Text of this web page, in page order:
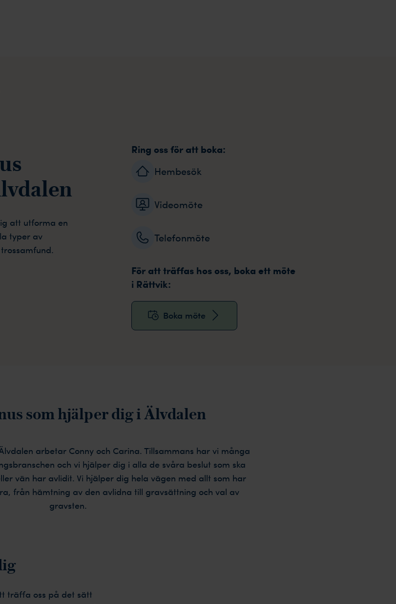
att utforma en
typer av
Ring oss för att boka:
Hembesök
Videomöte
Telefonmöte
För att träffas hos oss, boka ett möte
i Rättvik:
Boka möte
som hjälper dig i Älvdalen
arbetar Conny och Carina. Tillsammans har vi många
och vi hjälper dig i alla de svåra beslut som ska
vän har avlidit. Vi hjälper dig hela vägen med allt som har
från hämtning av den avlidna till gravsättning och val av
gravsten.
träffa oss på det sätt